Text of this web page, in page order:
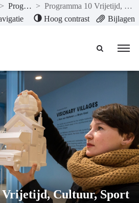
> Programma’s >
Programma 10 Vrijetijd, Cultuur, Sport en Erfgoed
Hoog contrast Bijlagen
Vrijetijd, Cultuur, Sport